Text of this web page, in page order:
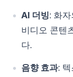
AI 더빙: 화
비디오 콘텐
다.
음향 효과: